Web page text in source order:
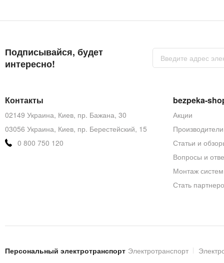
Монтаж видеодомофона
Установите розетку рядом с местом установки
Подключите видеодомофон в розетку.
Подписывайся, будет
интересно!
Sign
for
Контакты
02149 Украина, Киев, пр. Бажана, 30
03056 Украина, Киев, пр. Берестейский, 15
0 800 750 120
bezpeka-
Акции
Производители
Статьи и
Вопросы и
Монтаж
Стать
Персональный электротранспорт Электротранспорт